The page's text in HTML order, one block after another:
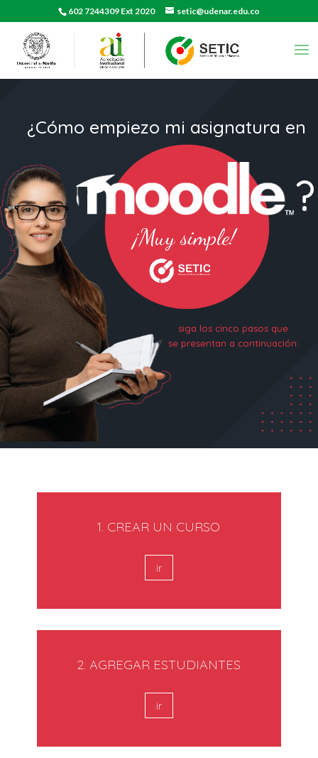
602 7244309 Ext 2020 setic@udenar.edu.co
¿Cómo empiezo mi asignatura en
?
¡Muy simple!
siga los cinco pasos que
se presentan a continuación:
1. CREAR UN CURSO
ir
2. AGREGAR ESTUDIANTES
ir